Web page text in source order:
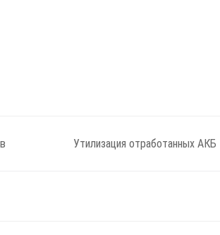
Утилизация отработанных АКБ